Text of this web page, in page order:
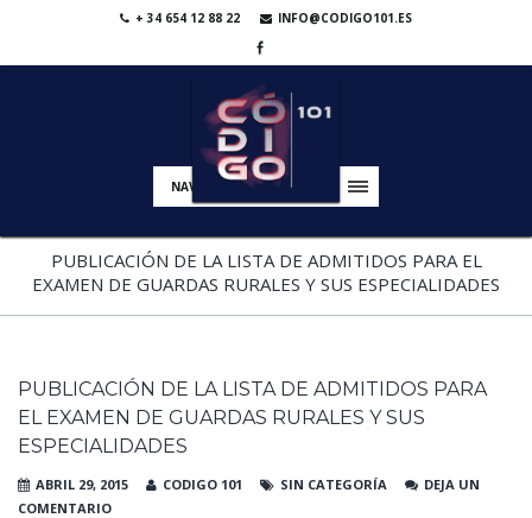
+ 34 654 12 88 22 INFO@CODIGO101.ES
NAVIGATION
PUBLICACIÓN DE LA LISTA DE ADMITIDOS PARA EL
EXAMEN DE GUARDAS RURALES Y SUS ESPECIALIDADES
PUBLICACIÓN DE LA LISTA DE ADMITIDOS PARA
EL EXAMEN DE GUARDAS RURALES Y SUS
ESPECIALIDADES
ABRIL 29, 2015 CODIGO 101 SIN CATEGORÍA
DEJA UN
COMENTARIO